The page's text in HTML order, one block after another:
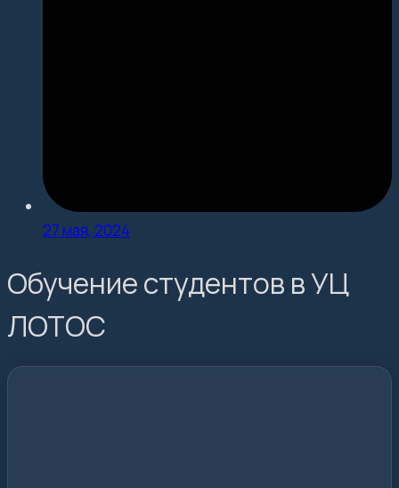
27 мая, 2024
Обучение студентов в УЦ
ЛОТОС